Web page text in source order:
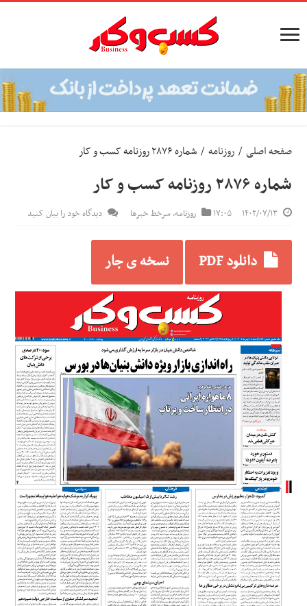
صفحه اصلی / روزنامه / شماره ۲۸۷۶ روزنامه کسب و کار
شماره ۲۸۷۶ روزنامه کسب و کار
۱۴۰۲/۰۷/۱۳ ۱۷:۰۵ روزنامه,سرخط خبرها دیدگاه خود را بیان کنید
دانلود PDF نسخه ی جار